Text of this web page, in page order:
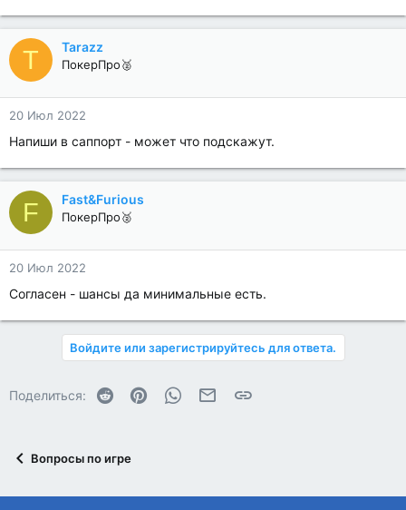
T Tarazz
ПокерПро🥈
20 Июл 2022
Напиши в саппорт - может что подскажут.
F Fast&Furious
ПокерПро🥈
20 Июл 2022
Согласен - шансы да минимальные есть.
Войдите или зарегистрируйтесь для ответа.
Поделиться: Reddit PinterestWhatsAppЭлектронная почта
Ссылка
Вопросы по игре